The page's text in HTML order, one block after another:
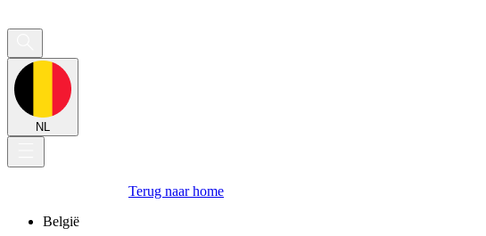
NL
Terug naar home
België